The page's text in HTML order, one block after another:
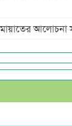
আলোচনা